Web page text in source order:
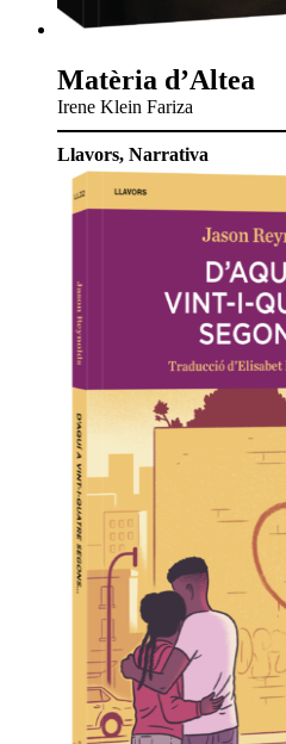
Matèria d’Altea
Irene Klein Fariza
Llavors, Narrativa